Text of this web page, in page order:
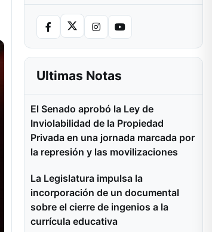
Ultimas Notas
El Senado aprobó la Ley de
Inviolabilidad de la Propiedad
Privada en una jornada marcada por
la represión y las movilizaciones
La Legislatura impulsa la
incorporación de un documental
sobre el cierre de ingenios a la
currícula educativa